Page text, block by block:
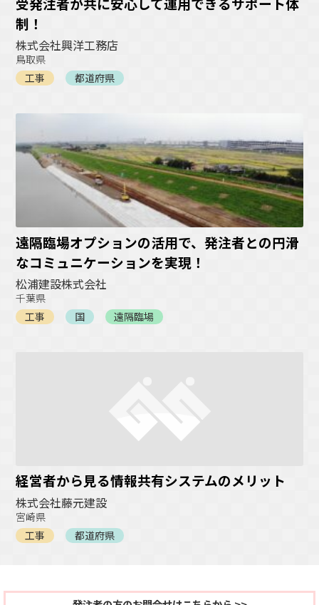
制！
株式会社興洋工務店
鳥取県
工事
都道府県
遠隔臨場オプションの活用で、発注者との円滑
なコミュニケーションを実現！
松浦建設株式会社
千葉県
工事
国 遠隔臨場
経営者から見る情報共有システムのメリット
株式会社藤元建設
宮崎県
工事
都道府県